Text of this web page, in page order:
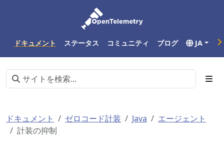
ドキュメント ステータス コミュニティ ブログ JA
ドキュメント ゼロコード計装 Java
エージェント
計装の抑制